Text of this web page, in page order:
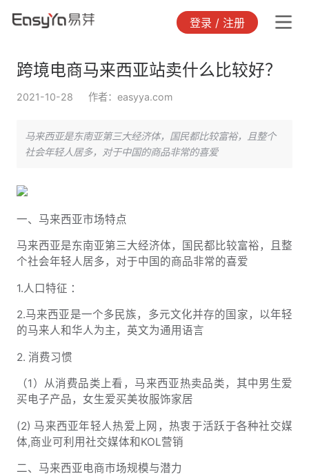
登录 / 注册
跨境电商马来西亚站卖什么比较好？
2021-10-28 作者：easyya.com
马来西亚是东南亚第三大经济体，国民都比较富裕，且整个
社会年轻人居多，对于中国的商品非常的喜爱
一、马来西亚市场特点
马来西亚是东南亚第三大经济体，国民都比较富裕，且整
个社会年轻人居多，对于中国的商品非常的喜爱
1.人口特征 ：
2.马来西亚是一个多民族，多元文化并存的国家，以年轻
的马来人和华人为主，英文为通用语言
2. 消费习惯
（1）从消费品类上看，马来西亚热卖品类，其中男生爱
买电子产品，女生爱买美妆服饰家居
(2) 马来西亚年轻人热爱上网，热衷于活跃于各种社交媒
体,商业可利用社交媒体和KOL营销
二、马来西亚电商市场规模与潜力